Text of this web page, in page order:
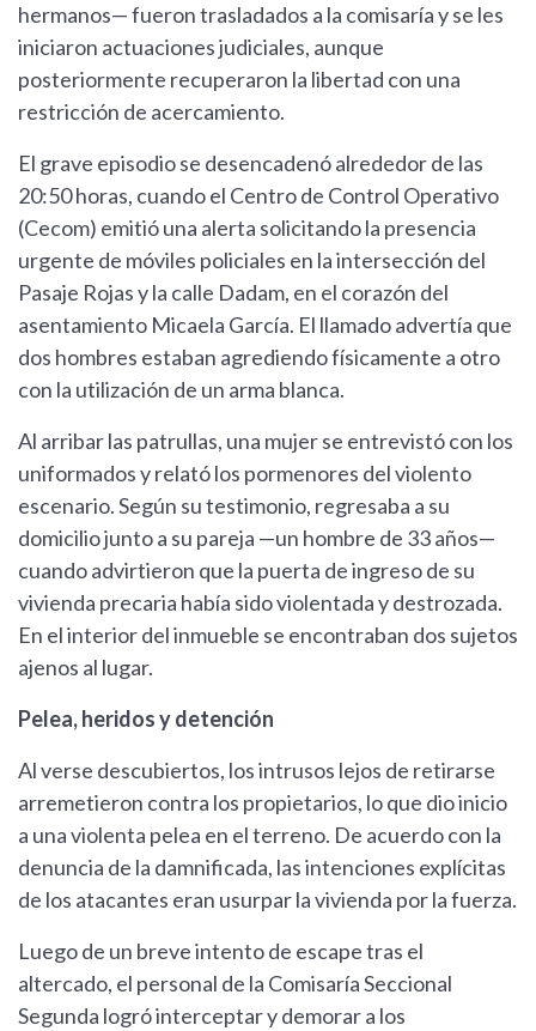
hermanos— fueron trasladados a la comisaría y se les
iniciaron actuaciones judiciales, aunque
posteriormente recuperaron la libertad con una
restricción de acercamiento.
El grave episodio se desencadenó alrededor de las
20:50 horas, cuando el Centro de Control Operativo
(Cecom) emitió una alerta solicitando la presencia
urgente de móviles policiales en la intersección del
Pasaje Rojas y la calle Dadam, en el corazón del
asentamiento Micaela García. El llamado advertía que
dos hombres estaban agrediendo físicamente a otro
con la utilización de un arma blanca.
Al arribar las patrullas, una mujer se entrevistó con los
uniformados y relató los pormenores del violento
escenario. Según su testimonio, regresaba a su
domicilio junto a su pareja —un hombre de 33 años—
cuando advirtieron que la puerta de ingreso de su
vivienda precaria había sido violentada y destrozada.
En el interior del inmueble se encontraban dos sujetos
ajenos al lugar.
Pelea, heridos y detención
Al verse descubiertos, los intrusos lejos de retirarse
arremetieron contra los propietarios, lo que dio inicio
a una violenta pelea en el terreno. De acuerdo con la
denuncia de la damnificada, las intenciones explícitas
de los atacantes eran usurpar la vivienda por la fuerza.
Luego de un breve intento de escape tras el
altercado, el personal de la Comisaría Seccional
Segunda logró interceptar y demorar a los